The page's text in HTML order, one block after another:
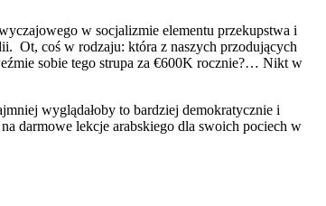
w socjalizmie elementu przekupstwa i
Ot, coś w rodzaju: która z naszych przodujących
sobie tego strupa za €600K rocznie?… Nikt w
wyglądałoby to bardziej demokratycznie i
darmowe lekcje arabskiego dla swoich pociech w